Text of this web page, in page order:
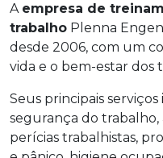
A empresa de
trabalho Plenna
desde 2006, com um
vida e o bem-estar dos
Seus principais
segurança do trabalho,
perícias trabalhistas,